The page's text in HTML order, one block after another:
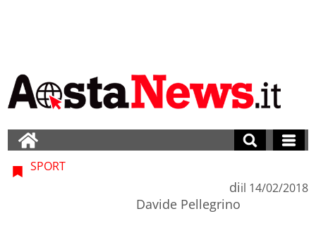
SPORT
di
Davide Pellegrino
il 14/02/2018